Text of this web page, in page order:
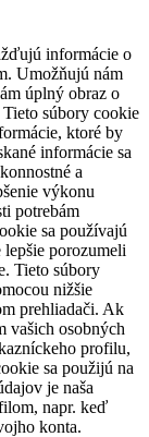
informácie o
Umožňujú nám
úplný obraz o
súbory cookie
ktoré by
informácie sa
a
výkonu
potrebám
sa používajú
lepšie porozumeli
Tieto súbory
nižšie
prehliadači. Ak
vašich osobných
profilu,
sa použijú na
je naša
napr. keď
konta.